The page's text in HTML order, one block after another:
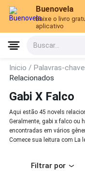
Buenovela
Baixe o livro
aplicativo
Buscar...
Inicio / Palavras-
Relacionados
Gabi X Falco
Aqui estão 45 novels
Geralmente, gabi x falco ou
encontradas em vários
Comece sua leitura com La
Filtrar por